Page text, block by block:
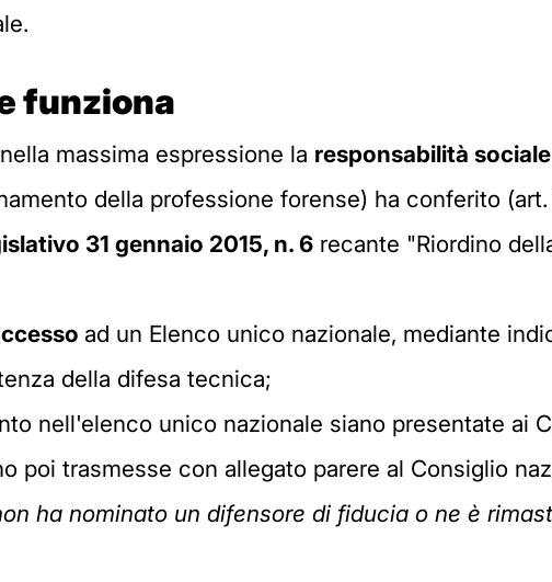
funziona
massima espressione la responsabilità
della professione forense) ha conferito (art.
31 gennaio 2015, n. 6 recante "Riordino
ad un Elenco unico nazionale, mediante
della difesa tecnica;
nell'elenco unico nazionale siano presentate ai
poi trasmesse con allegato parere al Consiglio
ha nominato un difensore di fiducia o ne è